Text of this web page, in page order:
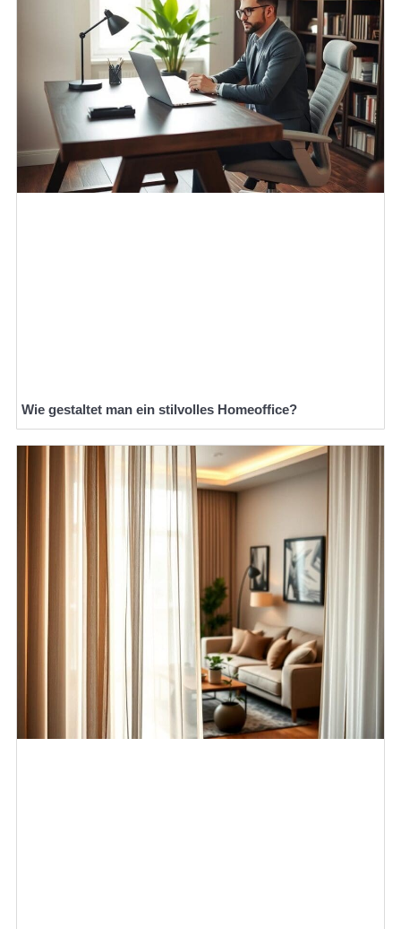
Wie gestaltet man ein stilvolles Homeoffice?